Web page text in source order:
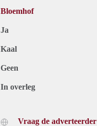
Bloemhof
Ja
Kaal
Geen
In overleg
Vraag de adverteerder